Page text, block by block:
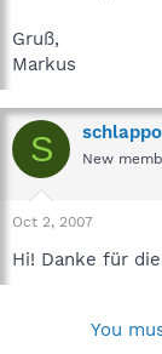
Gruß,
Markus
S schlappo
New
Oct 2, 2007
Hi! Danke für
You